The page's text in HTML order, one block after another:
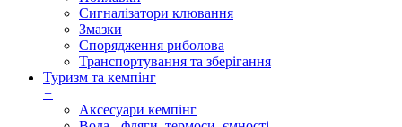
Сигналізатори клювання
Змазки
Спорядження риболова
Транспортування та зберігання
Туризм та кемпінг
+
Аксесуари кемпінг